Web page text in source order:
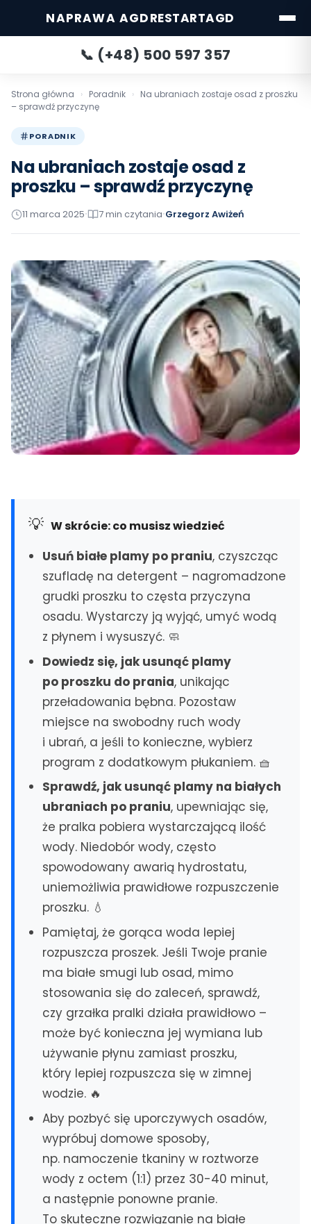
NAPRAWA AGDRESTARTAGD
📞 (+48) 500 597 357
POPULARNE: Katowice
Warszawa
ŚLĄSK
Katowice
Gliwice
Sosnowiec
Bytom
Zabrze
Tychy
Będzin
Dąbrowa Górnicza
Siemianowice Śl.
Piekary Śl.
Świętochłowice
Ruda Śląska
Tarnowskie Góry
Mikołów
Wodzisław Śl.
Częstochowa
MAŁOPOLSKA
Kraków
Bielsko-Biała
Czechowice-Dziedzice
Serwis AGD Warszawa
Naprawa zmywarek Warszawa
Naprawa Pralek Warszawa
Pruszków
Wołomin
Ząbki
Zielonka
Naprawa Zmywarek Wrocław
Serwis AGD Wrocław
Legnica
Bolesławiec
Lubin
Polkowice
POMORZE
Gdynia
Sopot
Pruszcz Gdański
Koszalin
WIELKOPOLSKA
Poznań
INNE REGIONY
Lublin
Rzeszów
Szczecin
Kielce
Opole
Toruń
Strona główna › Poradnik › Na ubraniach zostaje osad z proszku
– sprawdź przyczynę
PORADNIK
Na ubraniach zostaje osad z
proszku – sprawdź przyczynę
11 marca 2025• 7 min czytania•Grzegorz Awiżeń
💡 W skrócie: co musisz wiedzieć
Usuń białe plamy po praniu, czyszcząc
szufladę na detergent – nagromadzone
grudki proszku to częsta przyczyna
osadu. Wystarczy ją wyjąć, umyć wodą
z płynem i wysuszyć. 🧼
Dowiedz się, jak usunąć plamy
po proszku do prania, unikając
przeładowania bębna. Pozostaw
miejsce na swobodny ruch wody
i ubrań, a jeśli to konieczne, wybierz
program z dodatkowym płukaniem. 🧺
Sprawdź, jak usunąć plamy na białych
ubraniach po praniu, upewniając się,
że pralka pobiera wystarczającą ilość
wody. Niedobór wody, często
spowodowany awarią hydrostatu,
uniemożliwia prawidłowe rozpuszczenie
proszku. 💧
Pamiętaj, że gorąca woda lepiej
rozpuszcza proszek. Jeśli Twoje pranie
ma białe smugi lub osad, mimo
stosowania się do zaleceń, sprawdź,
czy grzałka pralki działa prawidłowo –
może być konieczna jej wymiana lub
używanie płynu zamiast proszku,
który lepiej rozpuszcza się w zimnej
wodzie. 🔥
Aby pozbyć się uporczywych osadów,
wypróbuj domowe sposoby,
np. namoczenie tkaniny w roztworze
wody z octem (1:1) przez 30-40 minut,
a następnie ponowne pranie.
To skuteczne rozwiązanie na białe